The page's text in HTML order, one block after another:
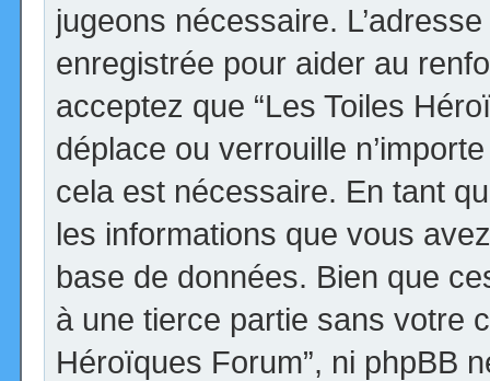
jugeons nécessaire.
enregistrée pour aider au
acceptez que “Les Toiles
déplace ou verrouille
cela est nécessaire. En tant
les informations que vous
base de données. Bien que
à une tierce partie sans votre
Héroïques Forum”, ni phpBB